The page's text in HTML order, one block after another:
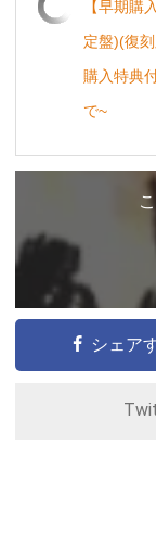
【早期購
定盤)(復
購入特典
で~
シェア